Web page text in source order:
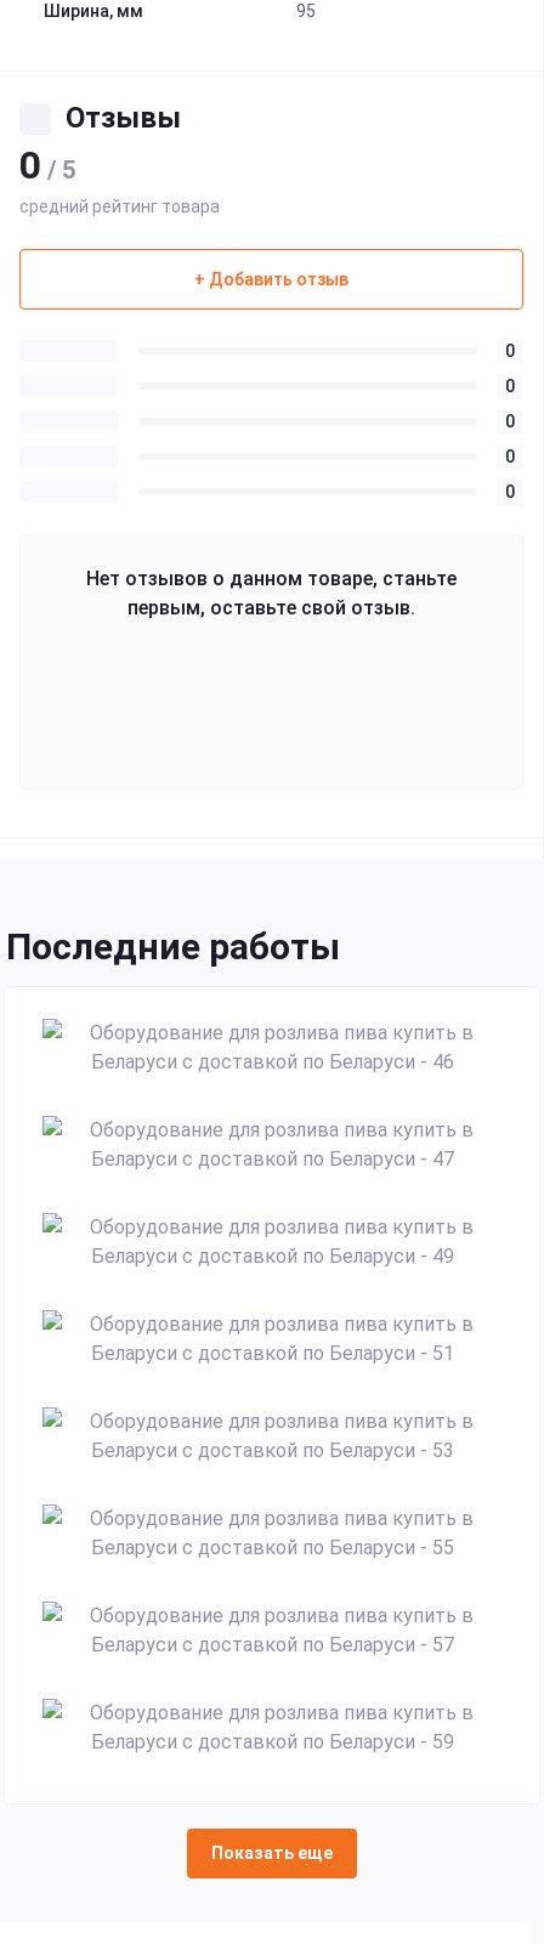
Ширина, мм 95
Отзывы
0 / 5
средний рейтинг товара
+ Добавить отзыв
0
0
0
0
0
Нет отзывов о данном товаре, станьте
первым, оставьте свой отзыв.
Последние работы
Показать еще